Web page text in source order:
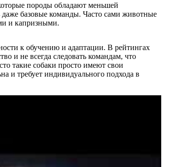
породы обладают меньшей
базовые команды. Часто сами животные
и капризными.
к обучению и адаптации. В рейтингах
и не всегда следовать командам, что
такие собаки просто имеют свои
и требует индивидуального подхода в